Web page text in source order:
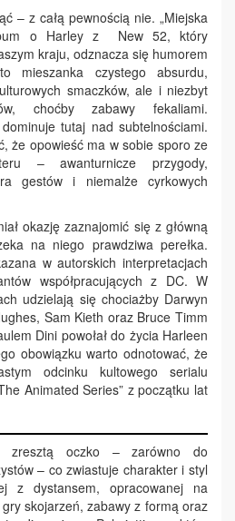
– z całą pewnością nie. „Miejska
o Harley z New 52, który
kraju, odznacza się humorem
mieszanka czystego absurdu,
smaczków, ale i niezbyt
choćby zabawy fekaliami.
tutaj nad subtelnościami.
że opowieść ma w sobie sporo ze
– awanturnicze przygody,
gestów i niemalże cyrkowych
okazję zaznajomić się z główną
na niego prawdziwa perełka.
w autorskich interpretacjach
współpracujących z DC. W
udzielają się chociażby Darwyn
Sam Kieth oraz Bruce Timm
Dini powołał do życia Harleen
obowiązku warto odnotować, że
odcinku kultowego serialu
Animated Series” z początku lat
zresztą oczko – zarówno do
– co zwiastuje charakter i styl
z dystansem, opracowanej na
skojarzeń, zabawy z formą oraz